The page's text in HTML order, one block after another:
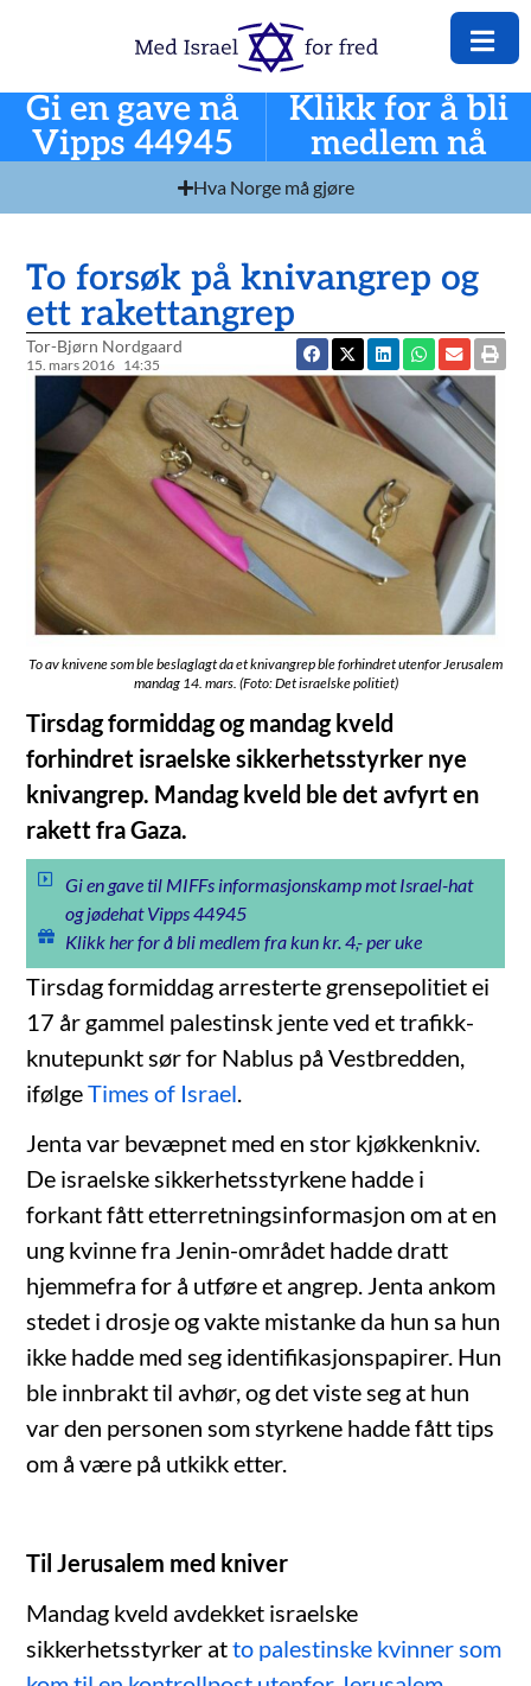
Gi en gave nå
Vipps 44945
Klikk for å bli
medlem nå
Hva Norge må gjøre
To forsøk på knivangrep og
ett rakettangrep
Tor-Bjørn Nordgaard
15. mars 2016 14:35
To av knivene som ble beslaglagt da et knivangrep ble forhindret utenfor Jerusalem
mandag 14. mars. (Foto: Det israelske politiet)
Tirsdag formiddag og mandag kveld
forhindret israelske sikkerhetsstyrker nye
knivangrep. Mandag kveld ble det avfyrt en
rakett fra Gaza.
Gi en gave til MIFFs informasjonskamp mot Israel-hat
og jødehat Vipps 44945
Klikk her for å bli medlem fra kun kr. 4,- per uke
Tirsdag formiddag arresterte grensepolitiet ei
17 år gammel palestinsk jente ved et trafikk-
knutepunkt sør for Nablus på Vestbredden,
ifølgeTimes of Israel
Jenta var bevæpnet med en stor kjøkkenkniv.
De israelske sikkerhetsstyrkene hadde i
forkant fått etterretningsinformasjon om at en
ung kvinne fra Jenin-området hadde dratt
hjemmefra for å utføre et angrep. Jenta ankom
stedet i drosje og vakte mistanke da hun sa hun
ikke hadde med seg identifikasjonspapirer. Hun
ble innbrakt til avhør, og det viste seg at hun
var den personen som styrkene hadde fått tips
om å være på utkikk etter.
Til Jerusalem med kniver
Mandag kveld avdekket israelske
sikkerhetsstyrker atto palestinske kvinner som